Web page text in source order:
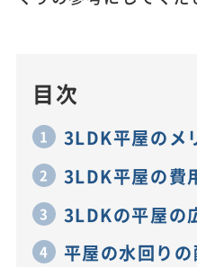
目次
3LDK平屋のメ
3LDK平屋の費
3LDKの平屋の
平屋の水回り